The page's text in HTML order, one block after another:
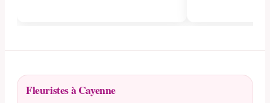
Fleuristes à Cayenne